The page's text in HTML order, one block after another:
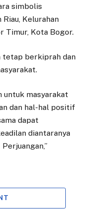
simbolis
Riau, Kelurahan
Timur, Kota Bogor.
tetap berkiprah dan
untuk masyarakat
dan hal-hal positif
dapat
diantaranya